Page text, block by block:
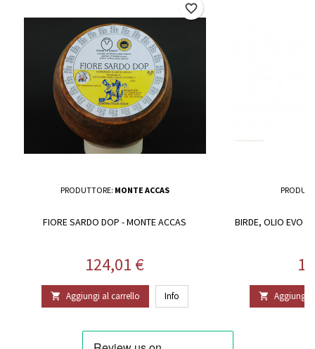
PRODUTTORE: MONTE ACCAS
FIORE SARDO DOP - MONTE ACCAS
Prezzo
124,01 €
 Aggiungi al carrello Info
favorite_border
BIRDE, OLIO EVO
 Aggiungi